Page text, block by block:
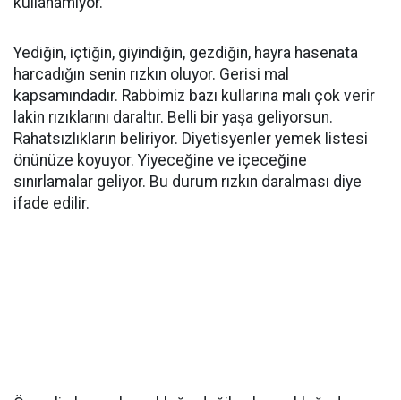
Yediğin, içtiğin, giyindiğin, gezdiğin, hayra hasenata
harcadığın senin rızkın oluyor. Gerisi mal
kapsamındadır. Rabbimiz bazı kullarına malı çok verir
lakin rızıklarını daraltır. Belli bir yaşa geliyorsun.
Rahatsızlıkların beliriyor. Diyetisyenler yemek listesi
önünüze koyuyor. Yiyeceğine ve içeceğine
sınırlamalar geliyor. Bu durum rızkın daralması diye
ifade edilir.